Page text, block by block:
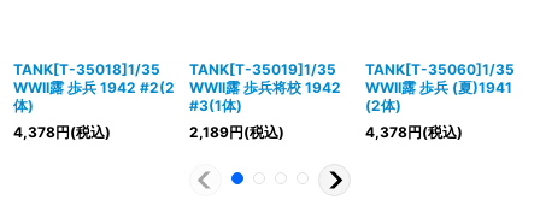
TANK[T-35018]1/35
WWII露 歩兵 1942 #2(2
体)
4,378円(税込)
TANK[T-35019]1/35
WWII露 歩兵将校 1942
#3(1体)
2,189円(税込)
TANK[T-35060]1/35
WWII露 歩兵 (夏)1941
(2体)
4,378円(税込)